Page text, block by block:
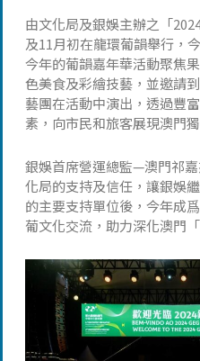
由文化局及銀娛主辦之「
及11月初在龍環葡韻舉行，
今年的葡韻嘉年華活動聚焦
色美食及彩繪技藝，並邀請
藝團在活動中演出，透過豐
素，向市民和旅客展現澳門
銀娛首席營運總監—澳門祁
化局的支持及信任，讓銀娛
的主要支持單位後，今年成
葡文化交流，助力深化澳門